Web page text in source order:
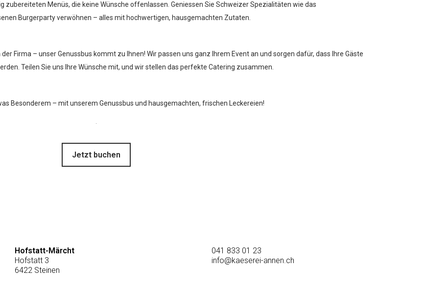
zubereiteten Menüs, die keine Wünsche offenlassen. Geniessen Sie Schweizer Spezialitäten wie das
Burgerparty verwöhnen – alles mit hochwertigen, hausgemachten Zutaten.
Firma – unser Genussbus kommt zu Ihnen! Wir passen uns ganz Ihrem Event an und sorgen dafür, dass Ihre Gäste
Teilen Sie uns Ihre Wünsche mit, und wir stellen das perfekte Catering zusammen.
Besonderem – mit unserem Genussbus und hausgemachten, frischen Leckereien!
Jetzt buchen
Hofstatt-Märcht
Hofstatt 3
6422 Steinen
041 833 01 23
info@kaeserei-annen.ch